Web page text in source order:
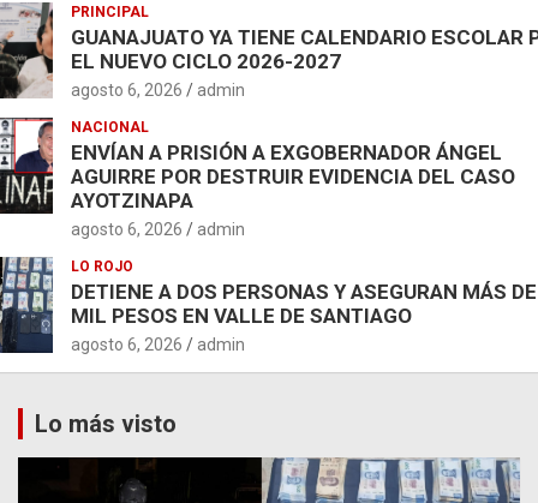
PRINCIPAL
GUANAJUATO YA TIENE CALENDARIO ESCOLAR
EL NUEVO CICLO 2026-2027
agosto 6, 2026 admin
NACIONAL
ENVÍAN A PRISIÓN A EXGOBERNADOR ÁNGEL
AGUIRRE POR DESTRUIR EVIDENCIA DEL CASO
AYOTZINAPA
agosto 6, 2026 admin
LO ROJO
DETIENE A DOS PERSONAS Y ASEGURAN MÁS
MIL PESOS EN VALLE DE SANTIAGO
agosto 6, 2026 admin
Lo más visto